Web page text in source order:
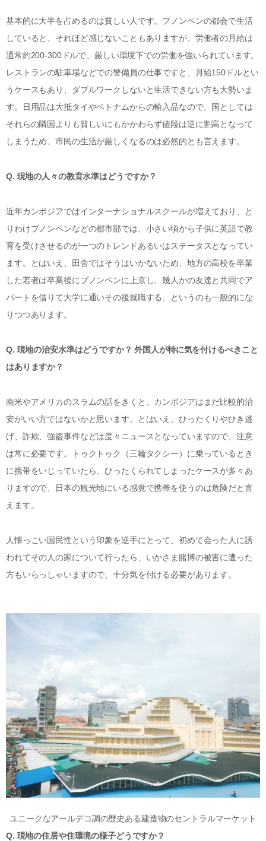
基本的に大半を占めるのは貧しい人です。プノンペンの都会で生活
していると、それほど感じないこともありますが、労働者の月給は
通常約200-300ドルで、厳しい環境下での労働を強いられています。
レストランの駐車場などでの警備員の仕事ですと、月給150ドルとい
うケースもあり、ダブルワークしないと生活できない方も大勢いま
す。日用品は大抵タイやベトナムからの輸入品なので、国としては
それらの隣国よりも貧しいにもかかわらず値段は逆に割高となって
しまうため、市民の生活が厳しくなるのは必然的とも言えます。
Q. 現地の人々の教育水準はどうですか？
近年カンボジアではインターナショナルスクールが増えており、と
りわけプノンペンなどの都市部では、小さい頃から子供に英語で教
育を受けさせるのが一つのトレンドあるいはステータスとなってい
ます。とはいえ、田舎ではそうはいかないため、地方の高校を卒業
した若者は卒業後にプノンペンに上京し、幾人かの友達と共同でア
パートを借りて大学に通いその後就職する、というのも一般的にな
りつつあります。
Q. 現地の治安水準はどうですか？ 外国人が特に気を付けるべきこと
はありますか？
南米やアメリカのスラムの話をきくと、カンボジアはまだ比較的治
安がいい方ではないかと思います。とはいえ、ひったくりやひき逃
げ、詐欺、強盗事件などは度々ニュースとなっていますので、注意
は常に必要です。トゥクトゥク（三輪タクシー）に乗っているとき
に携帯をいじっていたら、ひったくられてしまったケースが多々あ
りますので、日本の観光地にいる感覚で携帯を使うのは危険だと言
えます。
人懐っこい国民性という印象を逆手にとって、初めて会った人に誘
われてその人の家について行ったら、いかさま賭博の被害に遭った
方もいらっしゃいますので、十分気を付ける必要があります。
ユニークなアールデコ調の歴史ある建造物のセントラルマーケット
Q. 現地の住居や住環境の様子どうですか？